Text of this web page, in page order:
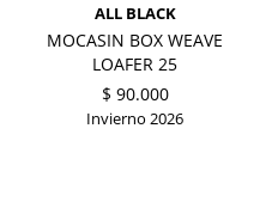
ALL BLACK
MOCASIN BOX WEAVE
LOAFER 25
$ 90.000
Invierno 2026